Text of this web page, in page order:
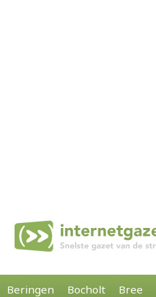
Beringen Bocholt Bree